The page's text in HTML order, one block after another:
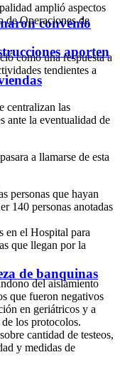
convenio
aporten
de banquinas
amplió aspectos
de Operaciones de
como una respuesta a
tendientes a
centralizan las
ante la eventualidad de
a llamarse de esta
personas que hayan
140 personas anotadas
en el Hospital para
que llegan por la
del aislamiento
que fueron negativos
en geriátricos y a
los protocolos.
cantidad de testeos,
y medidas de